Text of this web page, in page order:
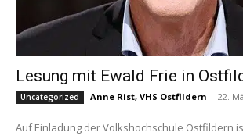
Lesung mit Ewald Frie in
Uncategorized Anne Rist, VHS Ostfildern - 22.
Auf Einladung der Volkshochschule Ostfildern